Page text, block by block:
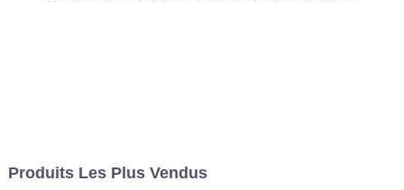
Produits Les Plus Vendus